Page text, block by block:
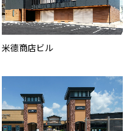
米德商店ビル